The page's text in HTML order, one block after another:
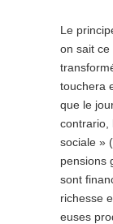
Le
on sait ce
touchera
que le
contrario,
sociale »
pensions
sont
richesse
euses